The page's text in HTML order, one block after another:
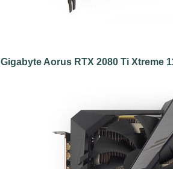
Gigabyte Aorus RTX 2080 Ti Xtreme